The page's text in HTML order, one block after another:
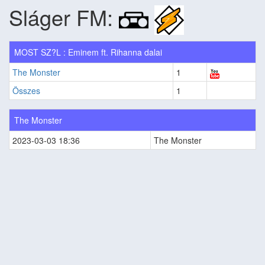
Sláger FM:
MOST SZ?L : Eminem ft. Rihanna dalai
The Monster
1
Összes
1
The Monster
2023-03-03 18:36
The Monster